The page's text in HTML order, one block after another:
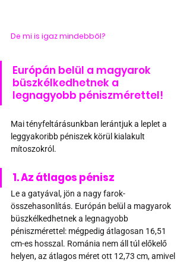
De mi is igaz mindebből?
Európán belül a magyarok
büszkélkedhetnek a
legnagyobb péniszmérettel!
Mai tényfeltárásunkban lerántjuk a leplet a
leggyakoribb péniszek körül kialakult
mítoszokról.
1. Az átlagos pénisz
Le a gatyával, jön a nagy farok-
összehasonlítás. Európán belül a magyarok
büszkélkedhetnek a legnagyobb
péniszmérettel: mégpedig átlagosan 16,51
cm-es hosszal. Románia nem áll túl előkelő
helyen, az átlagos méret ott 12,73 cm, amivel